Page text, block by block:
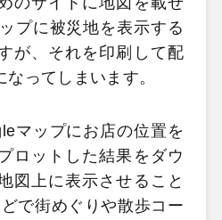
プに被災地を表示する
が、それを印刷して配
ってしまいます。
マップにお店の位置を
ロットした結果をダウ
図上に表示させること
で街めぐりや散歩コー